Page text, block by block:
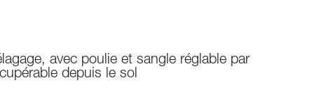
avec poulie et sangle réglable par
depuis le sol